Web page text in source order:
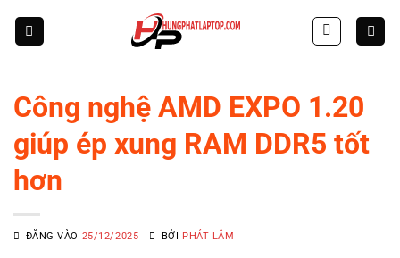
Công nghệ AMD EXPO 1.20
giúp ép xung RAM DDR5 tốt
hơn
ĐĂNG VÀO 25/12/2025 BỞI PHÁT LÂM